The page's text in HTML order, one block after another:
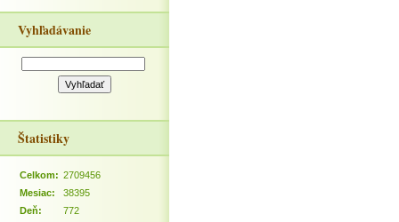
Vyhľadávanie
Štatistiky
Celkom: 2709456
Mesiac:
38395
Deň:
772